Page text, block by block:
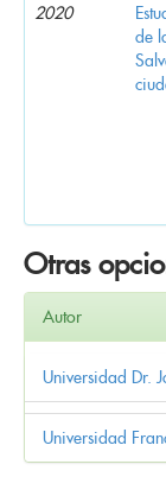
2020
de
Otras
Autor
Universidad Dr.
Universidad